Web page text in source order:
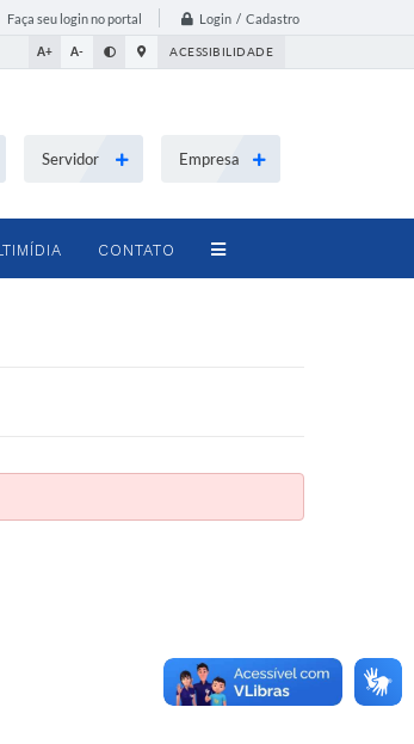
Faça seu login no portal Login / Cadastro
A+ A- ACESSIBILIDADE
Servidor Empresa
CONTATO